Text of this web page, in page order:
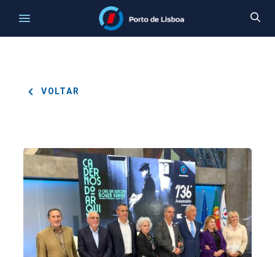
VOLTAR